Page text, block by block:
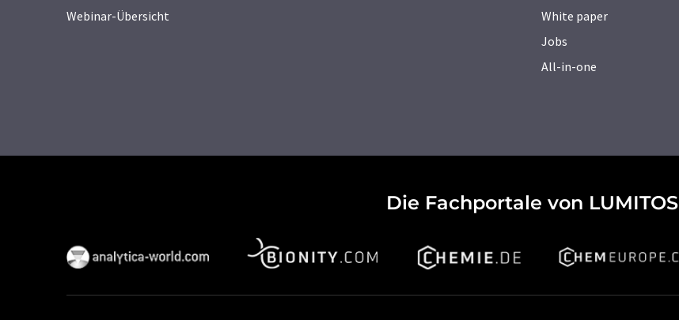
Webinar-Übersicht
White paper
Jobs
All-in-one
Die Fachportale von LUMITOS